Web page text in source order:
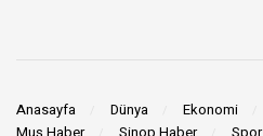
Anasayfa Dünya Ekonomi
Muş Haber
Sinop Haber Spor